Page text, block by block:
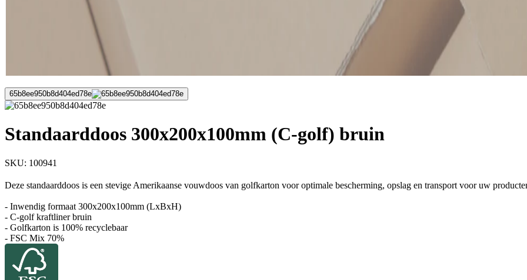
65b8ee950b8d404ed78e
Standaarddoos 300x200x100mm (C-golf) bruin
SKU: 100941
Deze standaarddoos is een stevige Amerikaanse vouwdoos van golfkarton voor optimale bescherming, opslag en transport voor uw
- Inwendig formaat 300x200x100mm (LxBxH)
- C-golf kraftliner bruin
- Golfkarton is 100% recyclebaar
- FSC Mix 70%